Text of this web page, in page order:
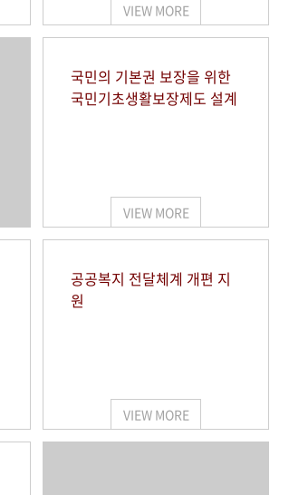
VIEW MORE
국민의 기본권 보장을 위한
국민기초생활보장제도 설계
VIEW MORE
공공복지 전달체계 개편 지
원
VIEW MORE